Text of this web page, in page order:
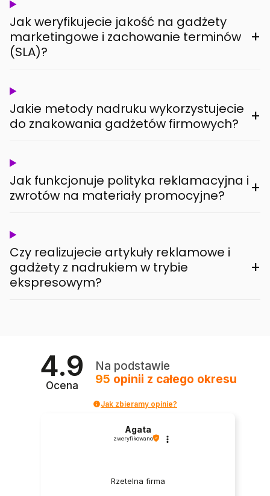
Jak weryfikujecie jakość na gadżety
marketingowe i zachowanie terminów
(SLA)?
+
Jakie metody nadruku wykorzystujecie
do znakowania gadżetów firmowych?
+
Jak funkcjonuje polityka reklamacyjna i
zwrotów na materiały promocyjne?
+
Czy realizujecie artykuły reklamowe i
gadżety z nadrukiem w trybie
ekspresowym?
+
4.9
Ocena
Na podstawie
95 opinii z całego okresu
Jak zbieramy opinie?
Agata
zweryfikowano
Rzetelna firma